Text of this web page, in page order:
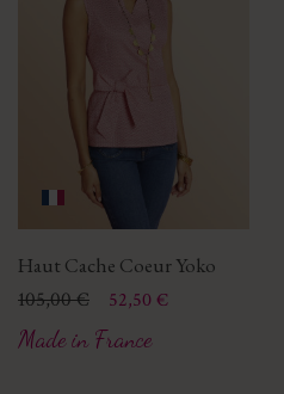
Haut Cache Coeur Yoko
Prix
Prix de base
105,00 € 52,50 €
Made in France